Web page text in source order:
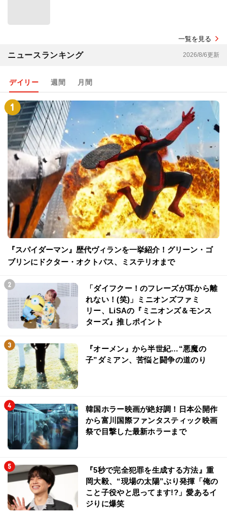
一覧を見る
ニュースランキング 2026/8/6更新
デイリー 週間 月間
『スパイダーマン』歴代ヴィランを一挙紹介！グリーン・ゴ
ブリンにドクター・オクトパス、ミステリオまで
「ダイフクー！のフレーズが耳から離
れない！(笑)」ミニオンズファミ
リー、LiSAの『ミニオンズ＆モンス
ターズ』推しポイント
『オーメン』から半世紀…“悪魔の
子”ダミアン、苦悩と闘争の道のり
韓国ホラー映画が絶好調！日本公開作
から富川国際ファンタスティック映画
祭で目撃した最新ホラーまで
『5秒で完全犯罪を生成する方法』重
岡大毅、“現場の太陽”ぶり発揮「俺の
こと子役やと思ってます!?」愛あるイ
ジりに爆笑